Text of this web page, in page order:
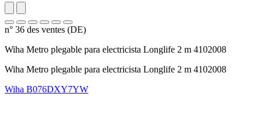
n° 36 des ventes (DE)
Wiha Metro plegable para electricista Longlife 2 m 4102008
Wiha Metro plegable para electricista Longlife 2 m 4102008
Wiha B076DXY7YW